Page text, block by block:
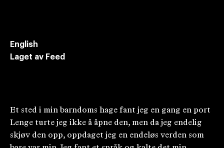
Et sted i min barndoms hage fant jeg en gang en port
Lenge turte jeg ikke å åpne den, men da jeg endelig
skjøv den opp, oppdaget jeg en endeløs verden som
English
Laget av Feed